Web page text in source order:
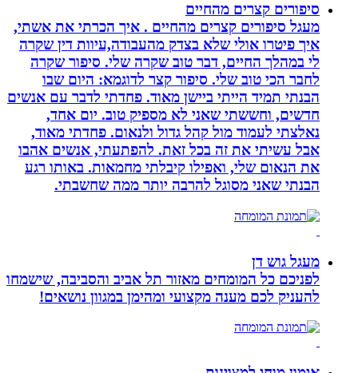
סיפורים קצרים מהחיים
מעגל סיפורים קצרים מהחיים . איך הכרתי את אשתי,
איך פיטרו אולי שלא בצדק מהעבודה,עיוות דין שקרה
לי במהלך החיים, דבר טוב שקרה שלי. סיפור שקרה
לחבר הכי טוב שלי. סיפור קצר לדוגמא: היום שבו
הבנתי תמיד הייתי ביישן מאוד. פחדתי לדבר עם אנשים
חדשים, וחששתי שאני לא מספיק טוב. יום אחד,
נאלצתי לעמוד מול קהל גדול ולנאום. פחדתי מאוד,
אבל עשיתי את זה בכל זאת. להפתעתי, אנשים אהבו
את הנאום שלי, ואפילו קיבלתי מחמאות. באותו רגע
הבנתי שאני מסוגל להרבה יותר ממה שחשבתי.
מעגל גוש דן
לפניכם כל המומחים מאזור תל אביב והסביבה, שישמחו
להעניק לכם מענה מקצועי ומהימן במגוון נושאים!